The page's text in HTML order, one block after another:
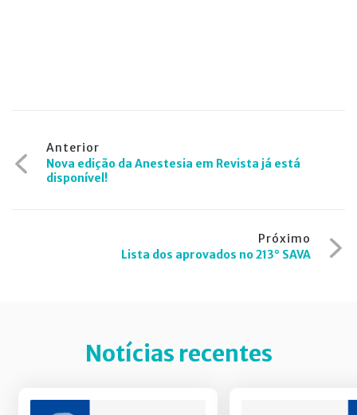
Navegação
de
Anterior
Nova edição da Anestesia em Revista já está
disponível!
Próximo
Lista dos aprovados no 213° SAVA
Notícias recentes